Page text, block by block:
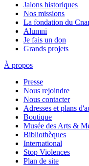
Jalons historiques
Nos missions
La fondation du
Alumni
Je fais un don
Grands projets
À propos
Presse
Nous rejoindre
Nous contacter
Adresses et plans
Boutique
Musée des Arts &
Bibliothèques
International
Stop Violences
Plan de site